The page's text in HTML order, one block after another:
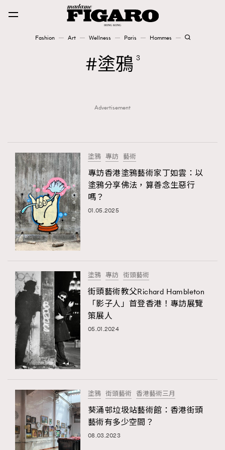
Fashion Art Wellness Paris Hommes
TRENDING
AFrenchMind
DressLikeAParisienne
EmpowerF
FashionWeek
Fashion
Paris
Hommes
AFrenchMind
DressLikeAParisienne
EmpowerF 103
FashionWeek 191
FigaroAesthetic
FigaroBeautyRitual
FigaroCeleb 547
FigaroCinéma 281
FigaroDigitalCover 17
FigaroExhibition
#FigaroExhibition Wyman 揭曉 Figaro Exhibition
第二站！
塗鴉 3
Advertisement
塗鴉 專訪 藝術
專訪香港塗鴉藝術家丁如雲：以
塗鴉分享佛法，算善念生惡行
嗎？
01.05.2025
塗鴉 專訪 街頭藝術
街頭藝術教父Richard Hambleton
「影子人」首登香港！專訪展覽
策展人
05.01.2024
塗鴉 街頭藝術 香港藝術三月
葵涌邨垃圾站藝術館：香港街頭
藝術有多少空間？
08.03.2023